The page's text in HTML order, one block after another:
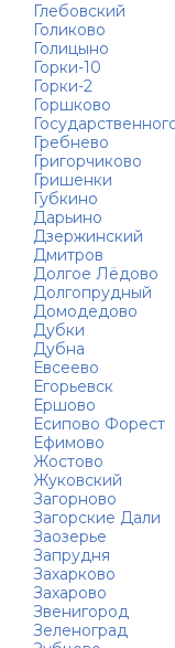
Глебовский
Голиково
Голицыно
Горки-10
Горки-2
Горшково
Гребнево
Григорчиково
Гришенки
Губкино
Дарьино
Дзержинский
Дмитров
Долгое Лёдово
Долгопрудный
Домодедово
Дубки
Дубна
Евсеево
Егорьевск
Ершово
Есипово Форест
Ефимово
Жостово
Жуковский
Загорново
Загорские Дали
Заозерье
Запрудня
Захарково
Захарово
Звенигород
Зеленоград